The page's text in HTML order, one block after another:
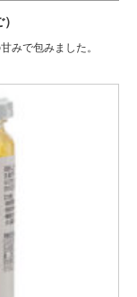
みで包みました。